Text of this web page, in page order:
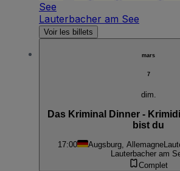
See
Lauterbacher am See
Voir les billets
mars
7
dim.
Das Kriminal Dinner -
bist du
17:00 Augsburg, Allemagne
Lauterbacher am
Complet